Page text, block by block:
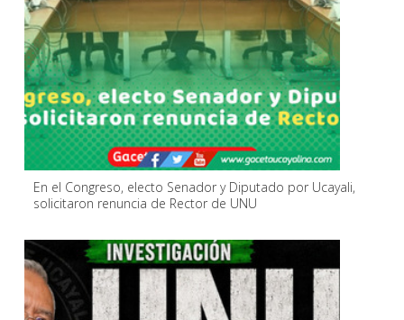
En el Congreso, electo Senador y Diputado por Ucayali,
solicitaron renuncia de Rector de UNU